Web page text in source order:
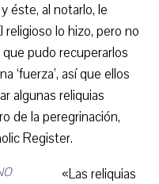
éste, al notarlo, le
religioso lo hizo, pero no
pudo recuperarlos
‘fuerza’, así que ellos
algunas reliquias
de la peregrinación,
Register.
«Las reliquias